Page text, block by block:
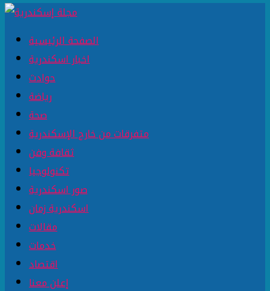
الصفحة الرئيسية
اخبار اسكندرية
حوادث
رياضة
صحة
متفرقات من خارج الإسكندرية
ثقافة وفن
تكنولوجيا
صور اسكندرية
اسكندرية زمان
مقالات
خدمات
اقتصاد
إعلن معنا